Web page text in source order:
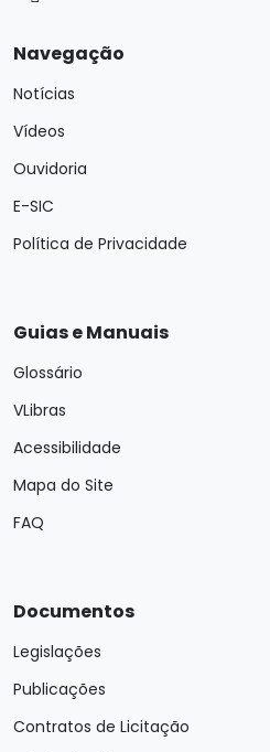
Navegação
Notícias
Vídeos
Ouvidoria
E-SIC
Política de Privacidade
Guias e Manuais
Glossário
VLibras
Acessibilidade
Mapa do Site
FAQ
Documentos
Legislações
Publicações
Contratos de Licitação